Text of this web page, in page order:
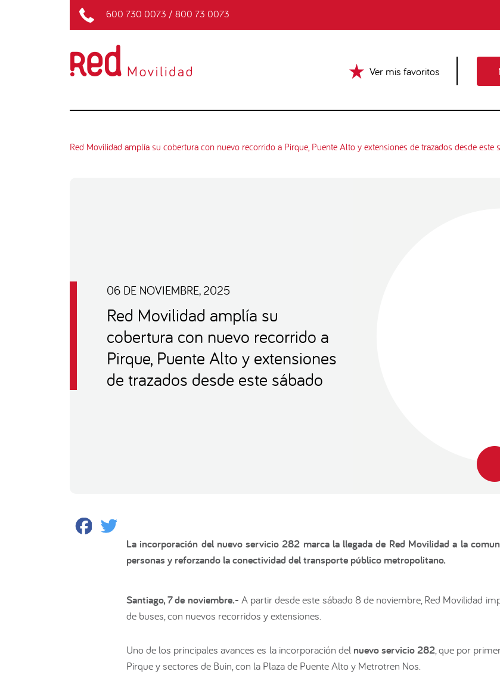
600 730 0073 / 800 73 0073
Ver mis favoritos
Red Movilidad amplía su cobertura con nuevo recorrido a Pirque, Puente Alto y extensiones de trazados desde este
06 DE NOVIEMBRE, 2025
Red Movilidad amplía su
cobertura con nuevo recorrido a
Pirque, Puente Alto y extensiones
de trazados desde este sábado
Facebook
La incorporación del nuevo servicio 282 marca la llegada de Red Movilidad a la
personas y reforzando la conectividad del transporte público metropolitano.
Santiago, 7 de noviembre.- A partir desde este sábado 8 de noviembre, Red Movilidad
de buses, con nuevos recorridos y extensiones.
Uno de los principales avances es la incorporación del nuevo servicio 282, que por
Pirque y sectores de Buin, con la Plaza de Puente Alto y Metrotren Nos.